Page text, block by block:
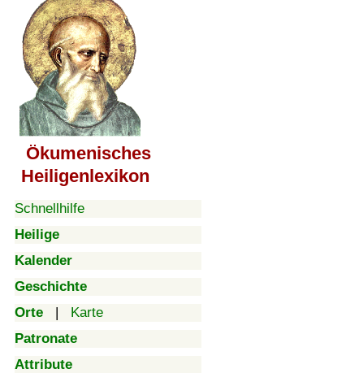
Ökumenisches
Heiligenlexikon
Schnellhilfe
Heilige
Kalender
Geschichte
Orte | Karte
Patronate
Attribute